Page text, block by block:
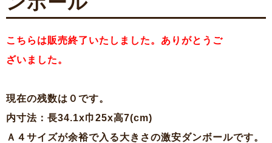
こちらは販売終了いたしました。ありがとうご
ざいました。
現在の残数は０です。
内寸法：長34.1x巾25x高7(cm)
Ａ４サイズが余裕で入る大きさの激安ダンボールです。